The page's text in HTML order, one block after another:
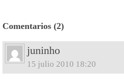
Comentarios (2)
juninho
15 julio 2010 18:20